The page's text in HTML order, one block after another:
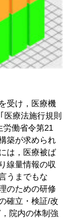
受け，医療機
医療法施行規則
労働省令第21
築が求められ
は，医療被ば
線量情報の収
うまでもな
のための研修
確立・検証/改
院内の体制強